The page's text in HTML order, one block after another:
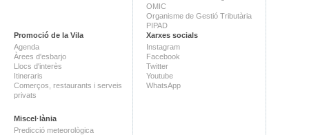
OMIC
Organisme de Gestió Tributària
PIPAD
Promoció de la Vila
Agenda
Àrees d'esbarjo
Llocs d'interès
Itineraris
Comerços, restaurants i serveis
privats
Miscel·lània
Predicció meteorològica
Xarxes socials
Instagram
Facebook
Twitter
Youtube
WhatsApp